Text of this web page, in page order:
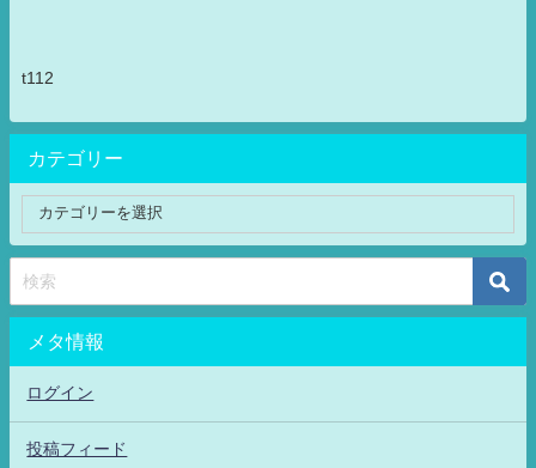
t112
カテゴリー
メタ情報
ログイン
投稿フィード